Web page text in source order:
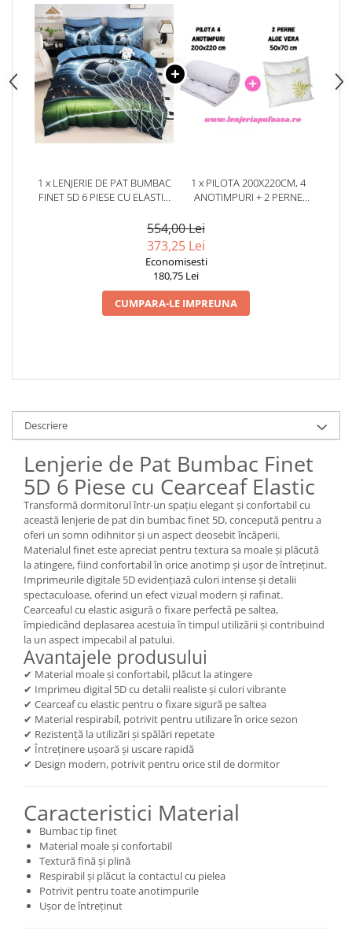
1 x LENJERIE DE PAT BUMBAC
FINET 5D 6 PIESE CU ELASTIC
1 x PILOTA 200X220CM, 4
ANOTIMPURI + 2 PERNE
554,00 Lei
373,25 Lei
Economisesti
180,75 Lei
CUMPARA-LE IMPREUNA
Descriere
Lenjerie de Pat Bumbac Finet
5D 6 Piese cu Cearceaf Elastic
Transformă dormitorul într-un spațiu elegant și confortabil cu
această lenjerie de pat din bumbac finet 5D, concepută pentru a
oferi un somn odihnitor și un aspect deosebit încăperii.
Materialul finet este apreciat pentru textura sa moale și plăcută
la atingere, fiind confortabil în orice anotimp și ușor de întreținut.
Imprimeurile digitale 5D evidențiază culori intense și detalii
spectaculoase, oferind un efect vizual modern și rafinat.
Cearceaful cu elastic asigură o fixare perfectă pe saltea,
împiedicând deplasarea acestuia în timpul utilizării și contribuind
la un aspect impecabil al patului.
Avantajele produsului
✔ Material moale și confortabil, plăcut la atingere
✔ Imprimeu digital 5D cu detalii realiste și culori vibrante
✔ Cearceaf cu elastic pentru o fixare sigură pe saltea
✔ Material respirabil, potrivit pentru utilizare în orice sezon
✔ Rezistență la utilizări și spălări repetate
✔ Întreținere ușoară și uscare rapidă
✔ Design modern, potrivit pentru orice stil de dormitor
Caracteristici Material
Bumbac tip finet
Material moale și confortabil
Textură fină și plină
Respirabil și plăcut la contactul cu pielea
Potrivit pentru toate anotimpurile
Ușor de întreținut